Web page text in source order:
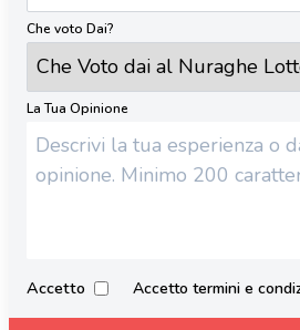
Che voto Dai?
La Tua Opinione
Accetto Accetto termini e